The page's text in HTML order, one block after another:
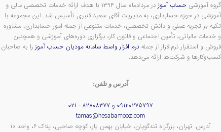
گروه آموزشی حساب آموز
در مردادماه سال ۱۳۹۴ با هدف ارائه خدمات تخصصی مالی و
آموزشی در حوزه حسابداری، به مدیریت آقای سعید قنبری تأسیس شد. این مجموعه با
تکیه بر تجربه عملی و دانش تخصصی، خدمات متنوعی از جمله امور حسابداری، مشاوره
و خدمات مالیاتی، تأمین اجتماعی و قانون کار، برگزاری دوره‌های آموزشی و همچنین
فروش و استقرار نرم‌افزار از جمله نرم افزار واسط سامانه مودیان حساب آموزرا به صاحبان
کسب‌وکارها و شرکت‌ها ارائه می‌دهد.
آدرس و تلفن:
۰۹۱۲۰۲۷۵۷۹۷ و ۸۲۸۰۸۳۷۷ - ۰۲۱
tamas@hesabamooz.com
آدرس: تهران، بزرگراه تندگویان، خیابان بهمن یار، کوچه صاحبی، پلاک ۶، واحد ۱۰